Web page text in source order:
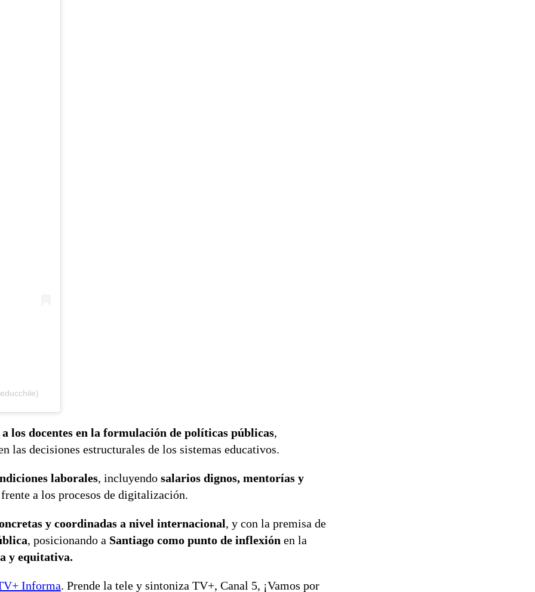
los docentes en la formulación de políticas públicas,
las decisiones estructurales de los sistemas educativos.
laborales, incluyendo salarios dignos, mentorías y
a los procesos de digitalización.
y coordinadas a nivel internacional, y con la premisa de
, posicionando a Santiago como punto de inflexión en la
y equitativa.
Informa. Prende la tele y sintoniza TV+, Canal 5, ¡Vamos por